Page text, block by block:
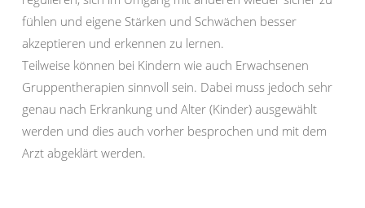
fühlen und eigene Stärken und Schwächen besser
akzeptieren und erkennen zu lernen.
Teilweise können bei Kindern wie auch Erwachsenen
Gruppentherapien sinnvoll sein. Dabei muss jedoch sehr
genau nach Erkrankung und Alter (Kinder) ausgewählt
werden und dies auch vorher besprochen und mit dem
Arzt abgeklärt werden.